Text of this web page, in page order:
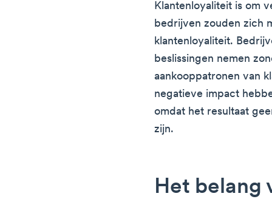
Klantenloyaliteit is om
bedrijven zouden zich
klantenloyaliteit.
beslissingen nemen
aankooppatronen van
negatieve impact
omdat het resultaat
zijn.
Het belang